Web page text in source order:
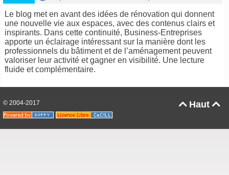
Le blog met en avant des idées de rénovation qui donnent
une nouvelle vie aux espaces, avec des contenus clairs et
inspirants. Dans cette continuité, Business-Entreprises
apporte un éclairage intéressant sur la manière dont les
professionnels du bâtiment et de l’aménagement peuvent
valoriser leur activité et gagner en visibilité. Une lecture
fluide et complémentaire.
Haut 
© 2004-2017